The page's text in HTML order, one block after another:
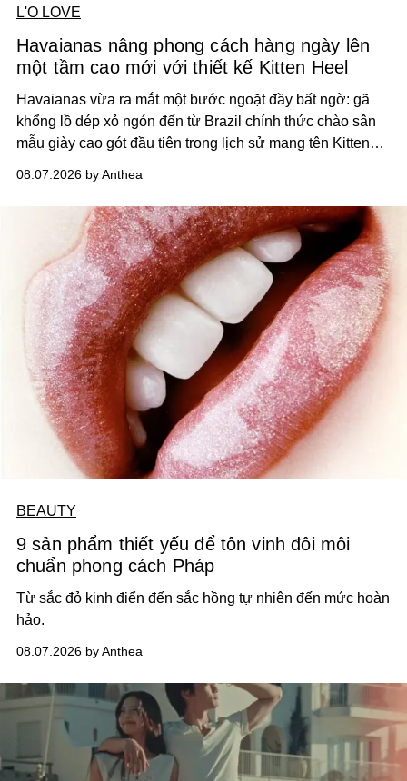
L'O LOVE
Havaianas nâng phong cách hàng ngày lên
một tầm cao mới với thiết kế Kitten Heel
Havaianas vừa ra mắt một bước ngoặt đầy bất ngờ: gã
khổng lồ dép xỏ ngón đến từ Brazil chính thức chào sân
mẫu giày cao gót đầu tiên trong lịch sử mang tên Kitten
08.07.2026 by Anthea
BEAUTY
9 sản phẩm thiết yếu để tôn vinh đôi môi
chuẩn phong cách Pháp
Từ sắc đỏ kinh điển đến sắc hồng tự nhiên đến mức hoàn
hảo.
08.07.2026 by Anthea